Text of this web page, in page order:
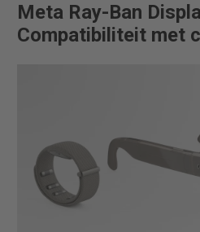
Meta Ray-Ban
Compatibiliteit met